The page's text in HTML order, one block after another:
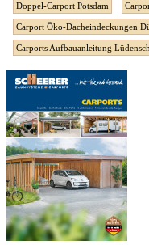
Doppel-Carport Potsdam
Carport Öko-Dacheindeckungen
Carports Aufbauanleitung